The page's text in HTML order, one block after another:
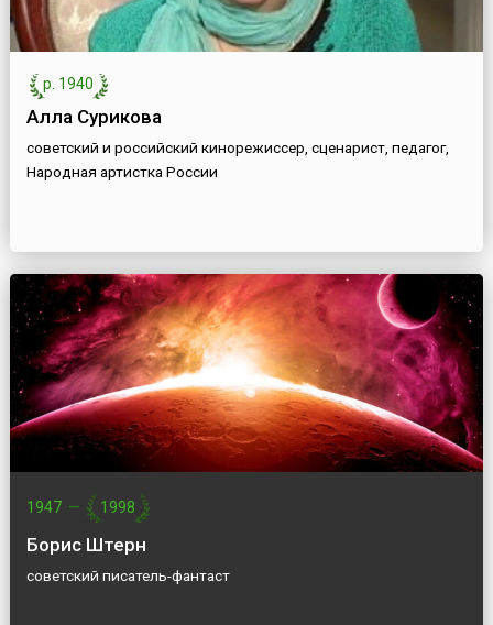
р. 1940
Алла Сурикова
советский и российский кинорежиссер, сценарист, педагог,
Народная артистка России
1947 — 1998
Борис Штерн
советский писатель-фантаст